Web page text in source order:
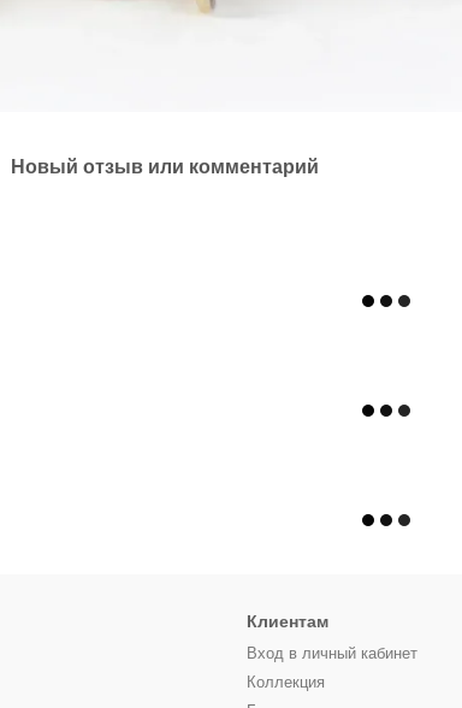
Новый отзыв или комментарий
Клиентам
Вход в личный кабинет
Коллекция